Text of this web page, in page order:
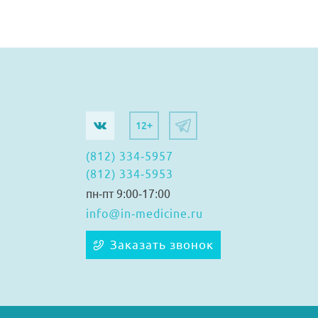
12+
(812) 334-5957
(812) 334-5953
пн-пт 9:00-17:00
info@in-medicine.ru
Заказать звонок